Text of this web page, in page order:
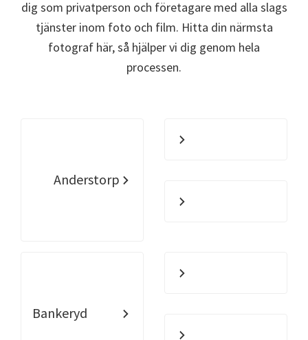
dig som privatperson och företagare med alla slags
tjänster inom foto och film. Hitta din närmsta
fotograf här, så hjälper vi dig genom hela
processen.
Anderstorp
Bankeryd